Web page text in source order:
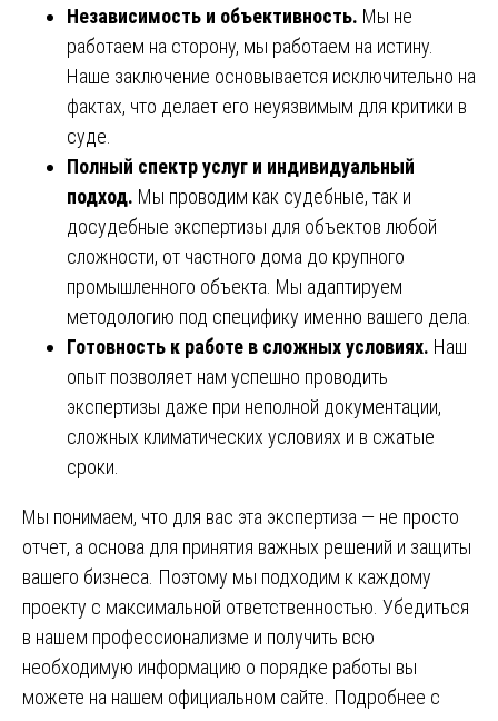
Независимость и объективность. Мы не
работаем на сторону, мы работаем на истину.
Наше заключение основывается исключительно на
фактах, что делает его неуязвимым для критики в
суде.
Полный спектр услуг и индивидуальный
подход. Мы проводим как судебные, так и
досудебные экспертизы для объектов любой
сложности, от частного дома до крупного
промышленного объекта. Мы адаптируем
методологию под специфику именно вашего дела.
Готовность к работе в сложных условиях. Наш
опыт позволяет нам успешно проводить
экспертизы даже при неполной документации,
сложных климатических условиях и в сжатые
сроки.
Мы понимаем, что для вас эта экспертиза — не просто
отчет, а основа для принятия важных решений и защиты
вашего бизнеса. Поэтому мы подходим к каждому
проекту с максимальной ответственностью. Убедиться
в нашем профессионализме и получить всю
необходимую информацию о порядке работы вы
можете на нашем официальном сайте. Подробнее с